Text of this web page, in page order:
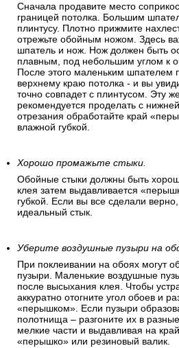
Сначала продавите место
границей потолка. Большим
плинтусу. Плотно прижмите
отрежьте обойным ножом. Здесь
шпатель и нож. Нож должен быть
плавным, под небольшим углом к
После этого маленьким шпателем
верхнему краю потолка - и вы
точно совпадет с плинтусом. Эту
рекомендуется проделать с
отрезания обработайте край
влажной губкой.
Хорошо промажьте стыки.
Обойные стыки должны быть
клея затем выдавливается
губкой. Если вы все сделали
идеальный стык.
Уберите воздушные пузыри на
При поклеивании на обоях могут
пузыри. Маленькие воздушные
после высыхания клея. Чтобы
аккуратно отогните угол обоев и
«перышком». Если пузыри
полотнища – разгоните их в
мелкие части и выдавливая на
«перышко» или резиновый валик.